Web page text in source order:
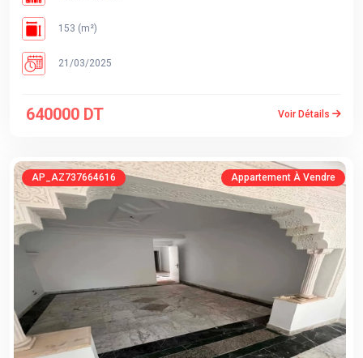
153 (m²)
21/03/2025
640000 DT Voir Détails
AP_AZ737664616 Appartement À Vendre